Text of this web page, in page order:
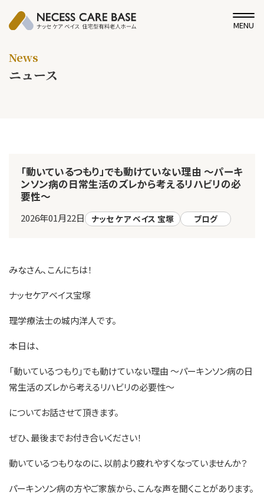
MENU
News
ニュース
「動いているつもり」でも動けていない理由 ～パーキ
ンソン病の日常生活のズレから考えるリハビリの必
要性～
2026年01月22日 ナッセ ケア ベイス 宝塚 ブログ
みなさん、こんにちは！
ナッセケアベイス宝塚
理学療法士の城内洋人です。
本日は、
「動いているつもり」でも動けていない理由 ～パーキンソン病の日
常生活のズレから考えるリハビリの必要性～
についてお話させて頂きます。
ぜひ、最後までお付き合いください！
動いているつもりなのに、以前より疲れやすくなっていませんか？
パーキンソン病の方やご家族から、こんな声を聞くことがあります。